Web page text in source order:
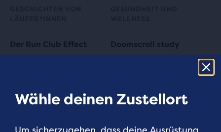
Der Run Club Effect Doomscroll study
Wähle deinen Zustellort
Um sicherzugehen, dass deine Ausrüstung